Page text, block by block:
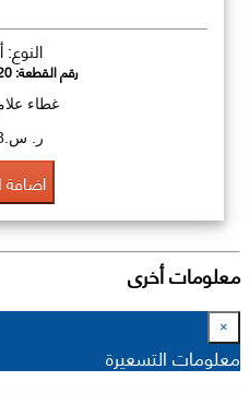
رقم القطعة:
غطاء
ر. س.30.28
اضافة
معلومات أخرى
×
معلومات التسعيرة